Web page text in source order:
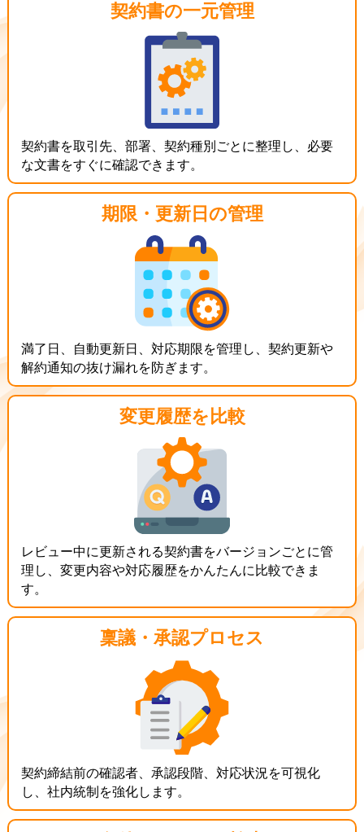
契約書の一元管理
契約書を取引先、部署、契約種別ごとに整理し、必要
な文書をすぐに確認できます。
期限・更新日の管理
満了日、自動更新日、対応期限を管理し、契約更新や
解約通知の抜け漏れを防ぎます。
変更履歴を比較
レビュー中に更新される契約書をバージョンごとに管
理し、変更内容や対応履歴をかんたんに比較できま
す。
稟議・承認プロセス
契約締結前の確認者、承認段階、対応状況を可視化
し、社内統制を強化します。